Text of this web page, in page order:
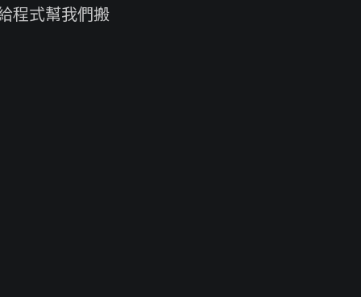
程式幫我們搬